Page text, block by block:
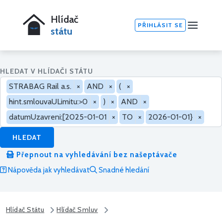
Hlídač
státu
PŘIHLÁSIT SE
HLEDAT V HLÍDAČI STÁTU
STRABAG Rail a.s. × AND × (
×
hint.smlouvaULimitu:>0
× ) × AND
×
datumUzavreni:[2025-01-01 × TO × 2026-01-01} ×
HLEDAT
Přepnout na vyhledávání bez našeptávače
Nápověda jak vyhledávat
Snadné hledání
Hlídač Státu Hlídač Smluv